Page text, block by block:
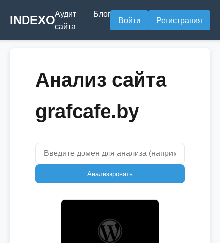
INDEXOАудит
сайта
Блог
Войти Регистрация
Анализ сайта
grafcafe.by
Анализировать